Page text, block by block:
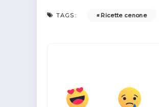
TAGS: Ricette cenone